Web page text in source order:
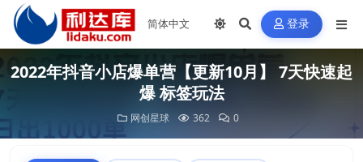
登录
2022年抖音小店爆单营【更新10月】 7天快速起
爆 标签玩法
网创星球 362 0